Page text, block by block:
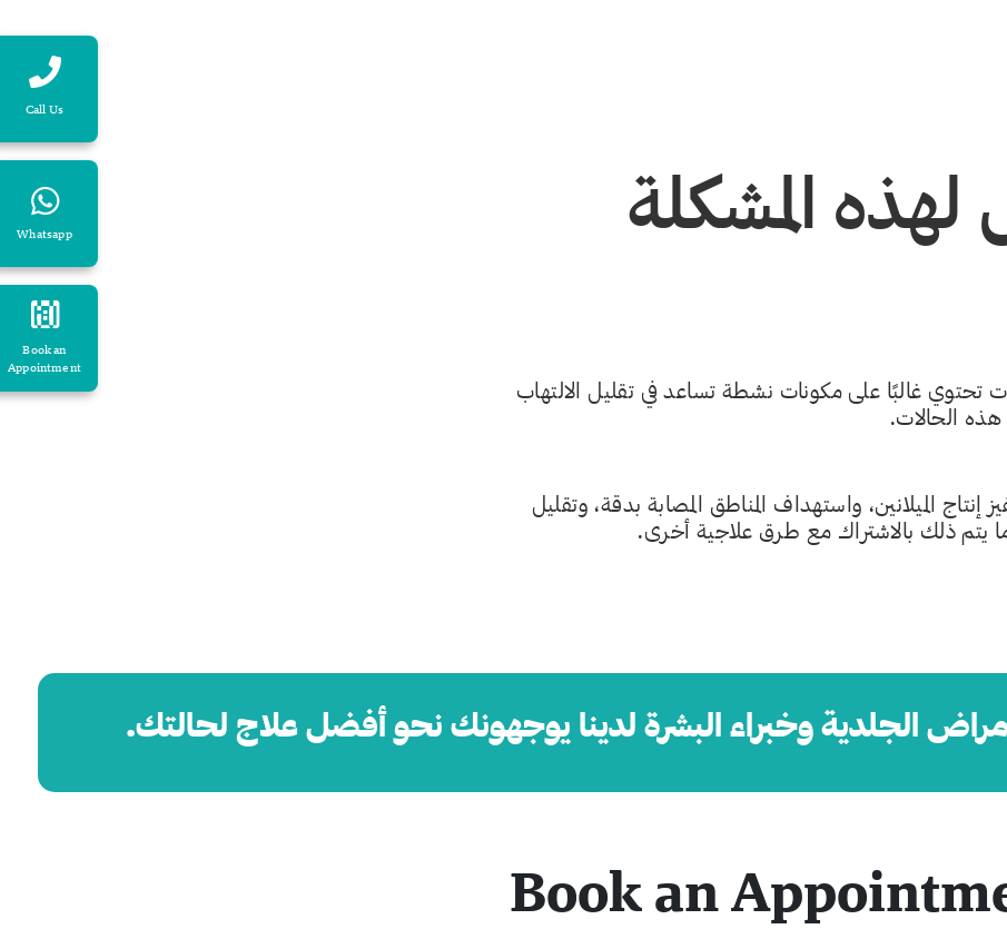
Call Us
Whatsapp
Book an
Appointment
المشكلة
تحتوي غالبًا على مكونات نشطة تساعد في تقليل الالتهاب
هذه الحالات.
الميلانين، واستهداف المناطق المصابة بدقة، وتقليل
ما يتم ذلك بالاشتراك مع طرق علاجية أخرى.
الجلدية وخبراء البشرة لدينا يوجهونك نحو أفضل علاج لحالتك.
Book an